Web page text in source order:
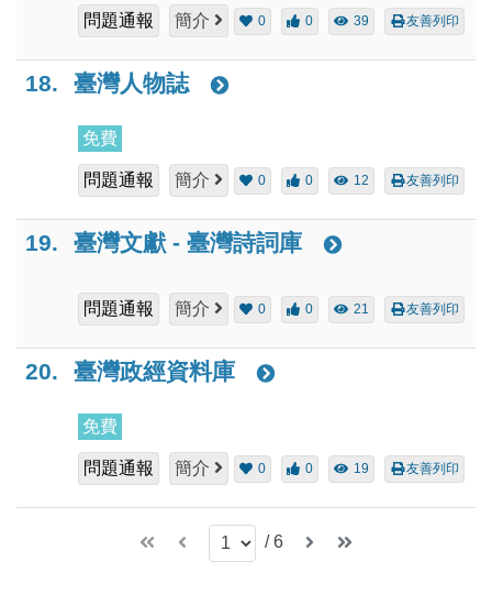
問題通報 簡介 0 0 39 友善列印
18. 臺灣人物誌
免費
問題通報 簡介 0 0 12 友善列印
19. 臺灣文獻 - 臺灣詩詞庫
問題通報 簡介 0 0 21 友善列印
20. 臺灣政經資料庫
免費
問題通報 簡介 0 0 19 友善列印
/ 6